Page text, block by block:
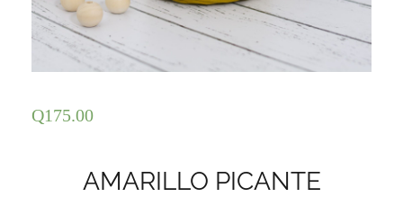
Q175.00
AMARILLO PICANTE